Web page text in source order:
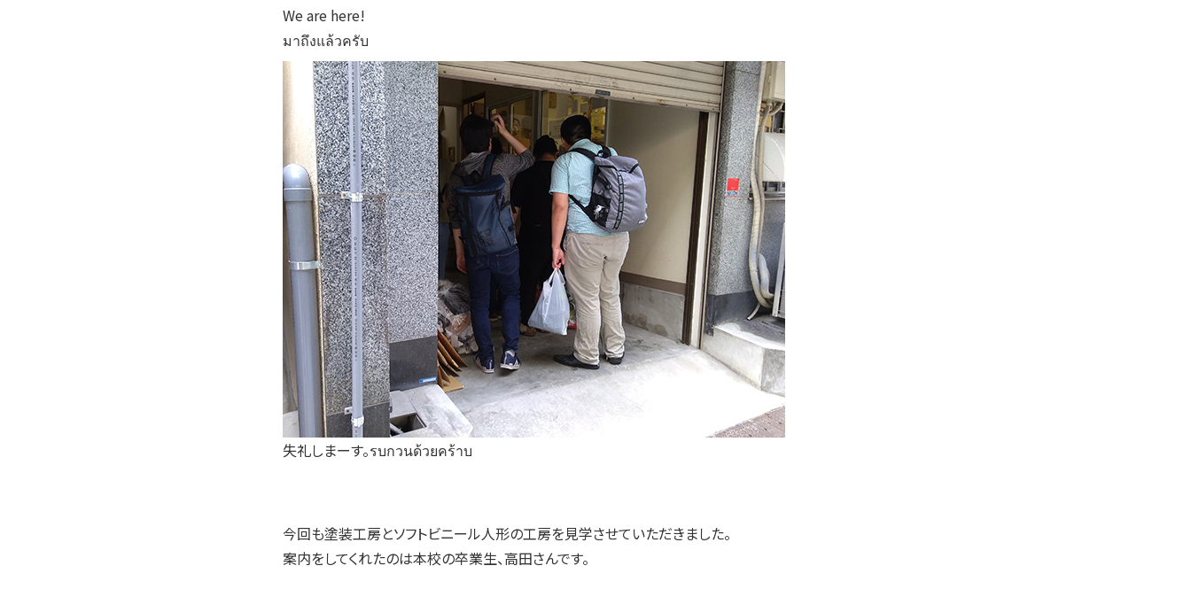
We are here!
มาถึงแล้วครับ
失礼しまーす。รบกวนด้วยคร้าบ
今回も塗装工房とソフトビニール人形の工房を見学させていただきました。
案内をしてくれたのは本校の卒業生、高田さんです。